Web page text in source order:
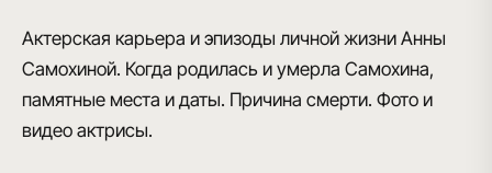
Актерская карьера и эпизоды личной жизни Анны
Самохиной. Когда родилась и умерла Самохина,
памятные места и даты. Причина смерти. Фото и
видео актрисы.